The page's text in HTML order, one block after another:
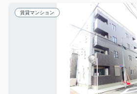
賃貸マンション